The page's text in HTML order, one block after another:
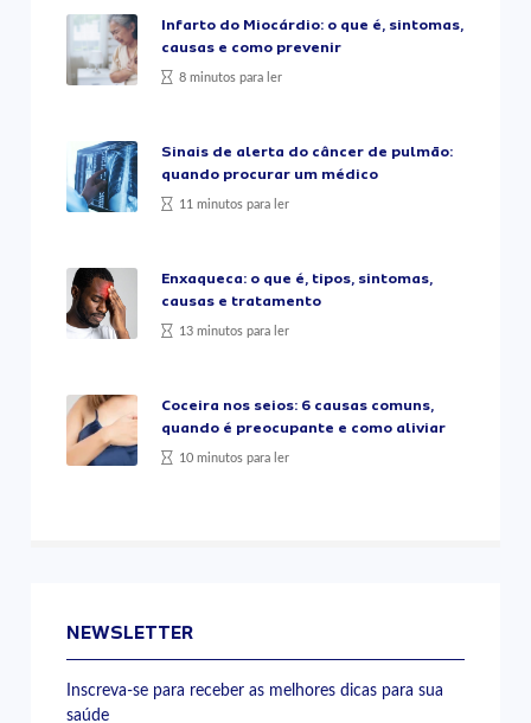
Infarto do Miocárdio: o que é, sintomas,
causas e como prevenir
8 minutos para ler
Sinais de alerta do câncer de pulmão:
quando procurar um médico
11 minutos para ler
Enxaqueca: o que é, tipos, sintomas,
causas e tratamento
13 minutos para ler
Coceira nos seios: 6 causas comuns,
quando é preocupante e como aliviar
10 minutos para ler
NEWSLETTER
Inscreva-se para receber as melhores dicas para sua
saúde